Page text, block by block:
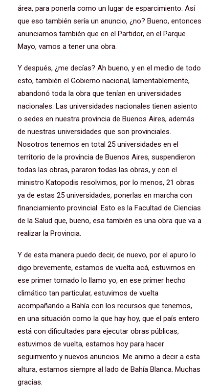
área, para ponerla como un lugar de esparcimiento. Así
que eso también sería un anuncio, ¿no? Bueno, entonces
anunciamos también que en el Partidor, en el Parque
Mayo, vamos a tener una obra.
Y después, ¿me decías? Ah bueno, y en el medio de todo
esto, también el Gobierno nacional, lamentablemente,
abandonó toda la obra que tenían en universidades
nacionales. Las universidades nacionales tienen asiento
o sedes en nuestra provincia de Buenos Aires, además
de nuestras universidades que son provinciales.
Nosotros tenemos en total 25 universidades en el
territorio de la provincia de Buenos Aires, suspendieron
todas las obras, pararon todas las obras, y con el
ministro Katopodis resolvimos, por lo menos, 21 obras
ya de estas 25 universidades, ponerlas en marcha con
financiamiento provincial. Esto es la Facultad de Ciencias
de la Salud que, bueno, esa también es una obra que va a
realizar la Provincia.
Y de esta manera puedo decir, de nuevo, por el apuro lo
digo brevemente, estamos de vuelta acá, estuvimos en
ese primer tornado lo llamo yo, en ese primer hecho
climático tan particular, estuvimos de vuelta
acompañando a Bahía con los recursos que tenemos,
en una situación como la que hay hoy, que el país entero
está con dificultades para ejecutar obras públicas,
estuvimos de vuelta, estamos hoy para hacer
seguimiento y nuevos anuncios. Me animo a decir a esta
altura, estamos siempre al lado de Bahía Blanca. Muchas
gracias.